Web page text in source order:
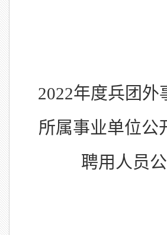
2022年度兵团外
所属事业单位公
聘用人员